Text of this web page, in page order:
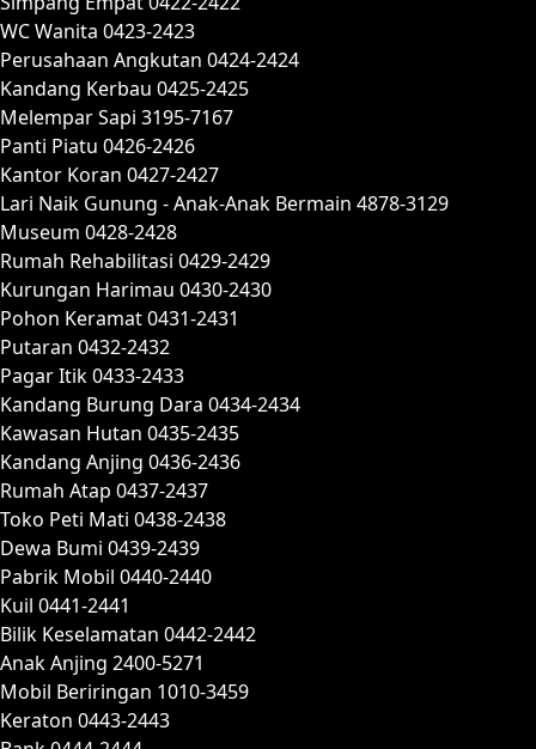
WC Wanita 0423-2423
Perusahaan Angkutan 0424-2424
Kandang Kerbau 0425-2425
Melempar Sapi 3195-7167
Panti Piatu 0426-2426
Kantor Koran 0427-2427
Lari Naik Gunung - Anak-Anak Bermain 4878-3129
Museum 0428-2428
Rumah Rehabilitasi 0429-2429
Kurungan Harimau 0430-2430
Pohon Keramat 0431-2431
Putaran 0432-2432
Pagar Itik 0433-2433
Kandang Burung Dara 0434-2434
Kawasan Hutan 0435-2435
Kandang Anjing 0436-2436
Rumah Atap 0437-2437
Toko Peti Mati 0438-2438
Dewa Bumi 0439-2439
Pabrik Mobil 0440-2440
Kuil 0441-2441
Bilik Keselamatan 0442-2442
Anak Anjing 2400-5271
Mobil Beriringan 1010-3459
Keraton 0443-2443